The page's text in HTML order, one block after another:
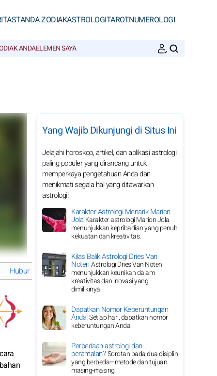
TANDA ZODIAKASTROLOGITAROTNUMEROLOGI
ANDAELEMEN SAYA
Hubungan sosial dan pertemanan di tahun 2026 dari Sagitarius
Yang Wajib Dikunjungi di Situs Ini
Jelajahi horoskop, artikel, dan aplikasi astrologi
paling populer yang dirancang untuk
memperkaya pengetahuan Anda dan
menikmati segala hal yang ditawarkan
astrologi!
Karakter Astrologi Menarik Marion
Jola Karakter astrologi Marion Jola
menunjukkan kepribadian yang penuh
kekuatan dan kreativitas.
Kilas Balik Astrologi Dries Van
NotenAstrologi Dries Van Noten
menunjukkan keunikan dalam
kreativitas dan inovasi yang
dimilikinya.
Dapatkan Nomor Keberuntungan
Anda!Setiap hari, dapatkan nomor
keberuntungan Anda!
Perbedaan astrologi dan
peramalan?Sorotan pada dua disiplin
yang berbeda—metode dan tujuan
masing-masing